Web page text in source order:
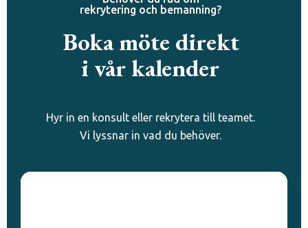
rekrytering och bemanning?
Boka möte direkt
i vår kalender
Hyr in en konsult eller rekrytera till teamet.
Vi lyssnar in vad du behöver.